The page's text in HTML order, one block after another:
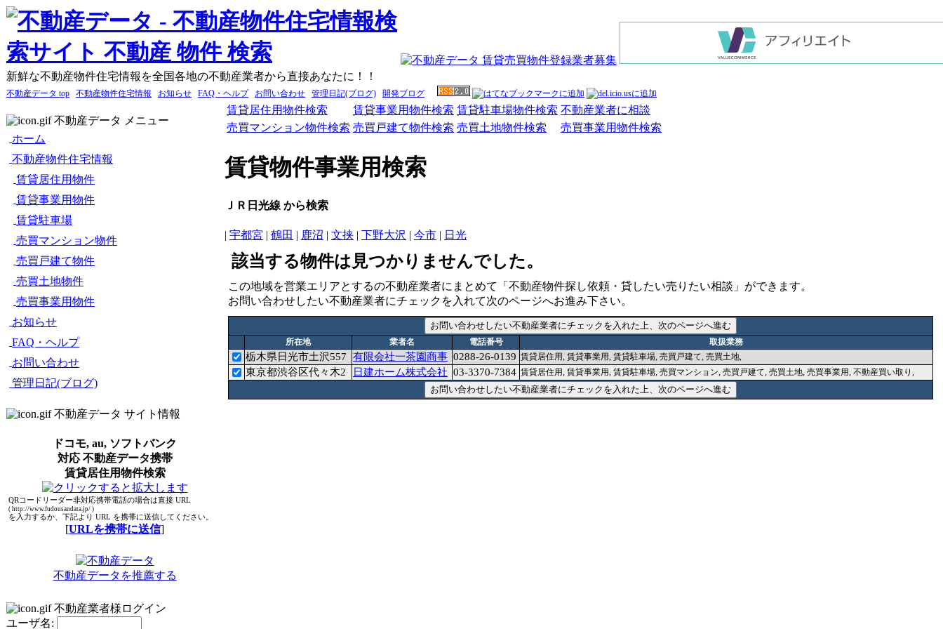
新鮮な不動産物件住宅情報を全国各地の不動産業者から直接あなたに！！
不動産データ top 不動産物件住宅情報 お知らせ FAQ・ヘルプ お問い合わせ 管理日記(ブログ) 開発ブログ
不動産データ メニュー
ホーム
不動産物件住宅情報
賃貸居住用物件
賃貸事業用物件
賃貸駐車場
売買マンション物件
売買戸建て物件
売買土地物件
売買事業用物件
お知らせ
FAQ・ヘルプ
お問い合わせ
管理日記(ブログ)
不動産データ サイト情報
ドコモ, au, ソフトバンク
対応 不動産データ携帯
賃貸居住用物件検索
QRコードリーダー非対応携帯電話の場合は直接 URL
( http://www.fudousandata.jp/ )
を入力するか、下記より URL を携帯に送信してください。
[URLを携帯に送信]
不動産データを推薦する
不動産業者様ログイン
ユーザ名:
賃貸居住用物件検索 賃貸事業用物件検索 賃貸駐車場物件検索 不動産業者に相談
売買マンション物件検索 売買戸建て物件検索 売買土地物件検索 売買事業用物件検索
賃貸物件事業用検索
ＪＲ日光線 から検索
| 宇都宮 | 鶴田 | 鹿沼 | 文挟 | 下野大沢 | 今市 | 日光
該当する物件は見つかりませんでした。
この地域を営業エリアとするの不動産業者にまとめて「不動産物件探し依頼・貸したい売りたい相談」ができます。
お問い合わせしたい不動産業者にチェックを入れて次のページへお進み下さい。
所在地 業者名 電話番号 取扱業務
栃木県日光市土沢557 有限会社一茶園商事 0288-26-0139 賃貸居住用, 賃貸事業用, 賃貸駐車場, 売買戸建て, 売買土地,
東京都渋谷区代々木2 日建ホーム株式会社 03-3370-7384 賃貸居住用, 賃貸事業用, 賃貸駐車場, 売買マンション, 売買戸建て, 売買土地, 売買事業用, 不動産買い取り,